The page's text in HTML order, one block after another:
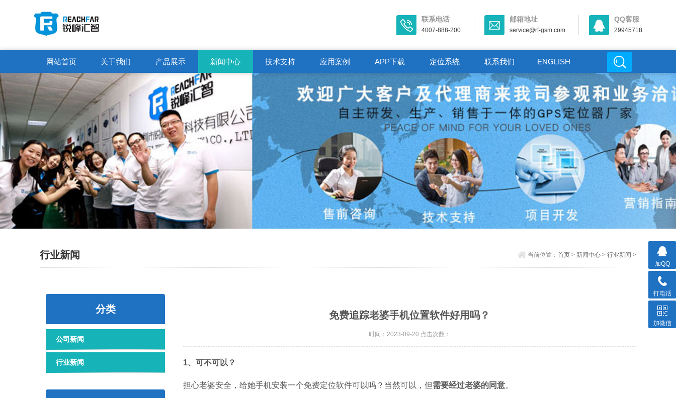
联系电话
4007-888-200
邮箱地址
service@rf-gsm.com
QQ客服
29945718
网站首页 关于我们 产品展示 新闻中心 技术支持 应用案例 APP下载 定位系统 联系我们 ENGLISH
行业新闻 当前位置： 首页> 新闻中心> 行业新闻 >
分类
公司新闻
行业新闻
免费追踪老婆手机位置软件好用吗？
时间：2023-09-20 点击次数：
1、可不可以？
担心老婆安全，给她手机安装一个免费定位软件可以吗？当然可以，但需要经过老婆的同意。
加QQ
打电话
加微信